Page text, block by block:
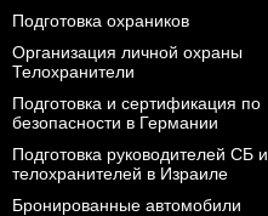
Подготовка охраников
Организация личной охраны
Телохранители
Подготовка и сертификация по
безопасности в Германии
Подготовка руководителей СБ и
телохранителей в Израиле
Бронированные автомобили